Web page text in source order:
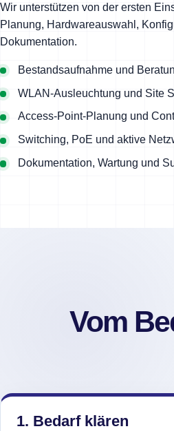
Wir unterstützen von der ersten
Planung, Hardwareauswahl,
Dokumentation.
Bestandsaufnahme und
WLAN-Ausleuchtung und Site
Access-Point-Planung und
Switching, PoE und aktive
Dokumentation, Wartung und
Vom
1. Bedarf klären